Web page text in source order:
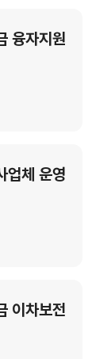
융자지원
업체 운영
이차보전